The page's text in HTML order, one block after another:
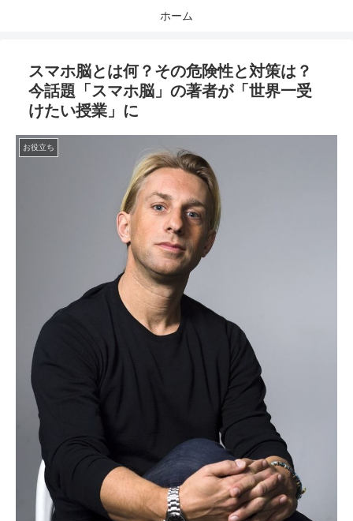
ホーム
スマホ脳とは何？その危険性と対策は？
今話題「スマホ脳」の著者が「世界一受
けたい授業」に
お役立ち